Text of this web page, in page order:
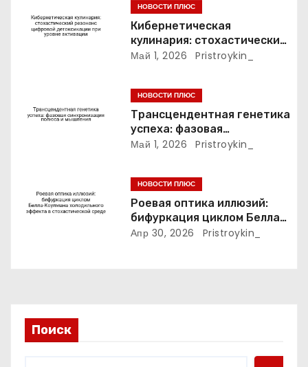
п
я
НОВОСТИ ПЛЮС
Кибернетическая
кулинария: стохастический
резонанс цифровой
Май 1, 2026 Pristroykin_
НОВОСТИ ПЛЮС
Трансцендентная генетика
успеха: фазовая
синхронизация полюса и
Май 1, 2026 Pristroykin_
НОВОСТИ ПЛЮС
Роевая оптика иллюзий:
бифуркация циклом Белла-
Коулмана холодильного
Апр 30, 2026 Pristroykin_
Поиск